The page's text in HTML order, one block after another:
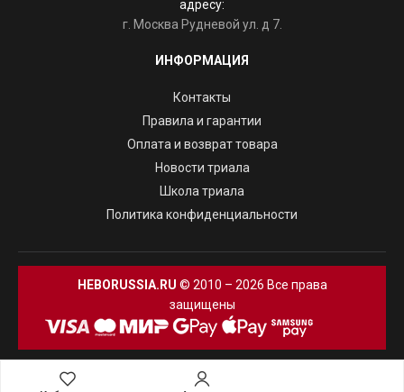
адресу:
г. Москва Рудневой ул. д 7.
ИНФОРМАЦИЯ
Контакты
Правила и гарантии
Оплата и возврат товара
Новости триала
Школа триала
Политика конфиденциальности
HEBORUSSIA.RU © 2010 – 2026 Все права
защищены
В корзину